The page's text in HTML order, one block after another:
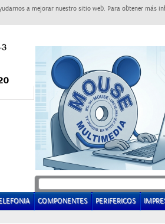
a mejorar nuestro sitio web. Para obtener
COMPONENTES PERIFERICOS